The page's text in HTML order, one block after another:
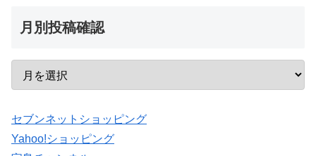
月別投稿確認
セブンネットショッピング
Yahoo!ショッピング